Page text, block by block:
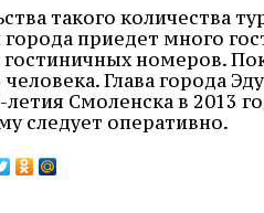
такого количества
приедет много
номеров.
Глава города
Смоленска в 2013
следует оперативно.